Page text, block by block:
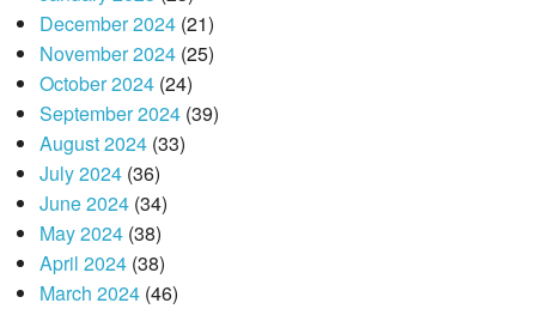
December 2024(21)
November 2024(25)
October 2024(24)
September 2024(39)
August 2024(33)
July 2024(36)
June 2024(34)
May 2024(38)
April 2024(38)
March 2024(46)